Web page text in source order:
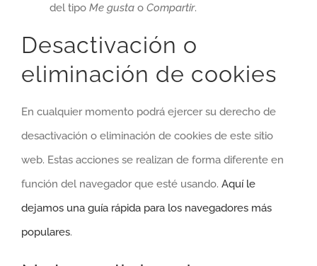
del tipo Me gusta o Compartir.
Desactivación o
eliminación de cookies
En cualquier momento podrá ejercer su derecho de
desactivación o eliminación de cookies de este sitio
web. Estas acciones se realizan de forma diferente en
función del navegador que esté usando. Aquí le
dejamos una guía rápida para los navegadores más
populares.